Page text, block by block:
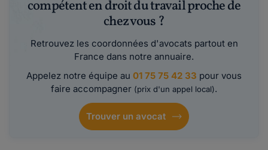
compétent en droit du travail proche de
chez vous ?
Retrouvez les coordonnées d'avocats partout en
France dans notre annuaire.
Appelez notre équipe au 01 75 75 42 33 pour vous
faire accompagner (prix d'un appel local).
Trouver un avocat